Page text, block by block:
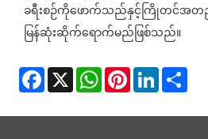
ခရီးစဉ်ကိုဖောက်သည်နှင့်ကြိုတင်အတ
မြန်ဆုံးဆိုက်ရောက်မည်ဖြစ်သည်။
Facebook
X WhatsAppPinterestLinkedIn